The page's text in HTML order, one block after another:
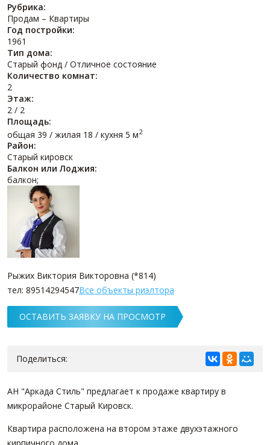
Рубрика:
Продам – Квартиры
Год постройки:
1961
Тип дома:
Старый фонд / Отличное состояние
Количество комнат:
2
Этаж:
2 / 2
Площадь:
общая 39 / жилая 18 / кухня 5 м2
Район:
Старый кировск
Балкон или Лоджия:
балкон;
Рыжих Виктория Викторовна (*814)
тел: 89514294547Все объекты риэлтора
ОСТАВИТЬ ЗАЯВКУ НА ПРОСМОТР
Поделиться:
АН "Аркада Стиль" предлагает к продаже квартиру в
микрорайоне Старый Кировск.
Квартира расположена на втором этаже двухэтажного